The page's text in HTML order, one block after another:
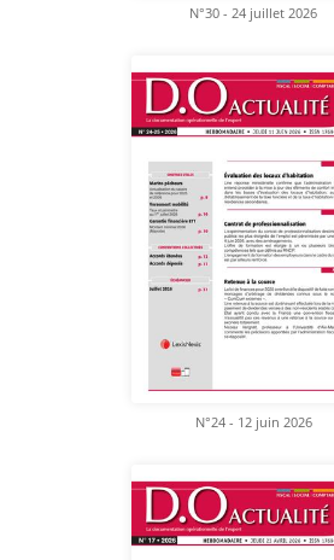
N°30 - 24 juillet 2026
N°24 - 12 juin 2026